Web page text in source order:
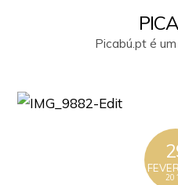
Picabú.pt é